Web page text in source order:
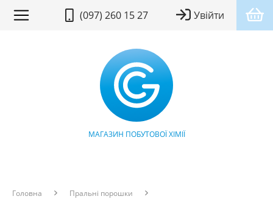
(097) 260 15 27 Увійти
МАГАЗИН ПОБУТОВОЇ ХІМІЇ
Головна
Пральні порошки